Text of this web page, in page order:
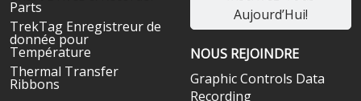
Parts
TrekTag Enregistreur de
donnée pour
Température
Thermal Transfer
Ribbons
Aujourd’Hui!
NOUS REJOINDRE
Graphic Controls Data
Recording